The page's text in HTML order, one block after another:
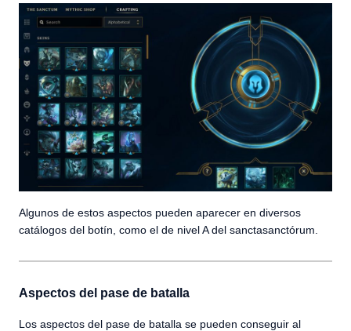
Algunos de estos aspectos pueden aparecer en diversos
catálogos del botín, como el de nivel A del sanctasanctórum.
Aspectos del pase de batalla
Los aspectos del pase de batalla se pueden conseguir al